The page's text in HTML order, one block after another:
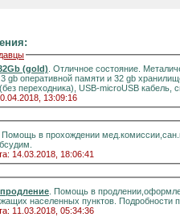
(gold) . Отличное состояние.
gb оперативной памяти и 32 gb
переходника), USB-microUSB
13:09:16
. Помощь в прохождении
14.03.2018, 18:06:41
. Помощь в
населенных пунктов.
11.03.2018, 05:34:36